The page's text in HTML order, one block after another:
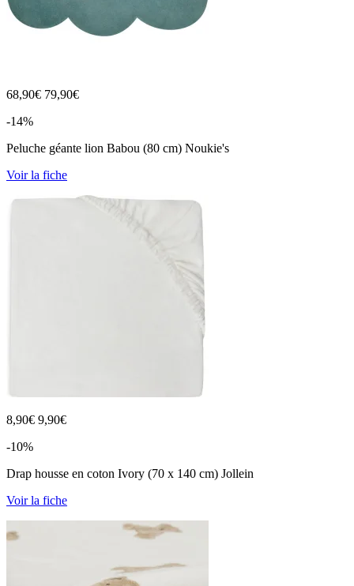
68,90€ 79,90€
-14%
Peluche géante lion Babou (80 cm) Noukie's
Voir la fiche
8,90€ 9,90€
-10%
Drap housse en coton Ivory (70 x 140 cm) Jollein
Voir la fiche